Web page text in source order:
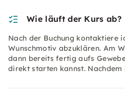
Wie läuft der Kurs ab?
Nach der Buchung kontaktiere
Wunschmotiv abzuklären. Am
dann bereits fertig aufs
direkt starten kannst. Nachdem